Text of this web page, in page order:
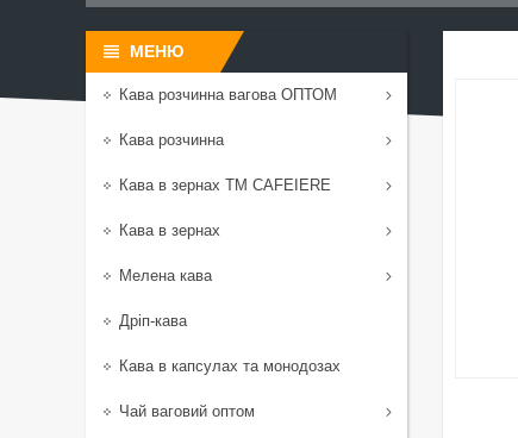
Кава розчинна вагова ОПТОМ
Кава розчинна
Кава в зернах TM CAFEIERE
Кава в зернах
Мелена кава
Дріп-кава
Кава в капсулах та монодозах
Чай ваговий оптом